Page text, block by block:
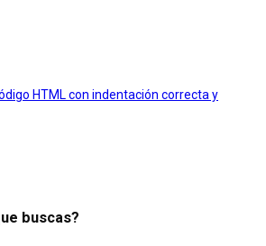
HTML con indentación correcta y
buscas?